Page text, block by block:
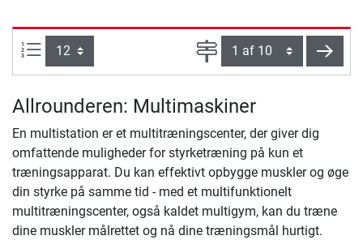
Artikel pr. side: Side
Allrounderen: Multimaskiner
En multistation er et multitræningscenter, der giver dig
omfattende muligheder for styrketræning på kun et
træningsapparat. Du kan effektivt opbygge muskler og øge
din styrke på samme tid - med et multifunktionelt
multitræningscenter, også kaldet multigym, kan du træne
dine muskler målrettet og nå dine træningsmål hurtigt.